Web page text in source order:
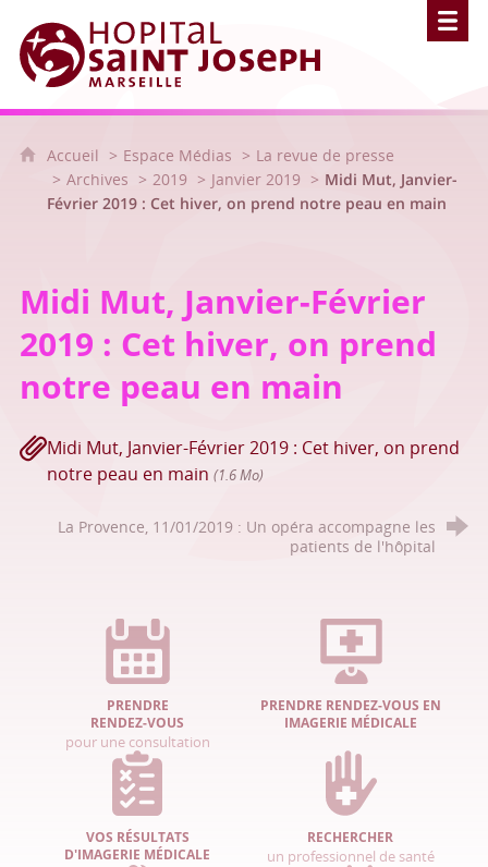
Hôpital Saint Joseph - Marseille
Accueil Espace Médias
La revue de presse
Archives
2019 Janvier 2019
Midi Mut, Janvier-
Février 2019 : Cet hiver, on prend notre peau en main
Midi Mut, Janvier-Février
2019 : Cet hiver, on prend
notre peau en main
Midi Mut, Janvier-Février 2019 : Cet hiver, on prend
notre peau en main (1.6 Mo)
La Provence, 11/01/2019 : Un opéra accompagne les
patients de l'hôpital
PRENDRE
RENDEZ-VOUS
pour une consultation
PRENDRE RENDEZ-VOUS EN
IMAGERIE MÉDICALE
VOS RÉSULTATS
D'IMAGERIE MÉDICALE
RECHERCHER
un professionnel de santé